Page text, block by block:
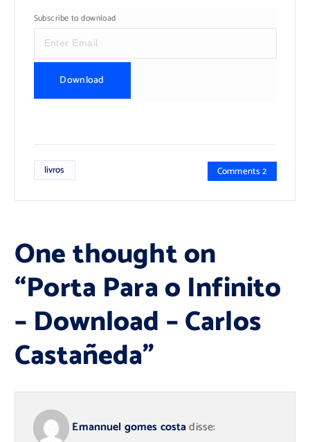
Subscribe to download
Download
livros Comments 2
One thought on
“Porta Para o Infinito
– Download – Carlos
Castañeda”
Emannuel gomes costadisse: